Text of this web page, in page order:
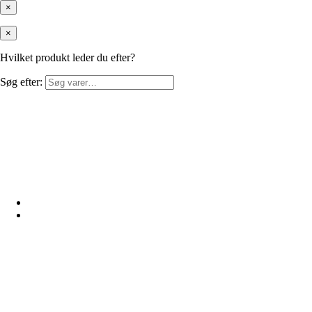
×
×
Hvilket produkt leder du efter?
Søg efter: